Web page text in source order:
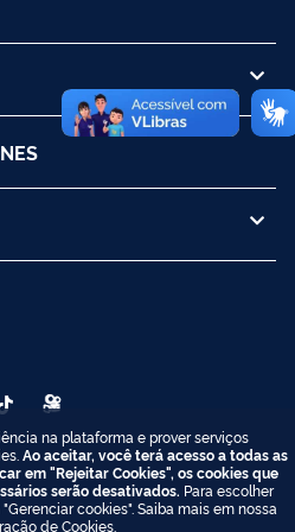
na plataforma e prover serviços
Ao aceitar, você terá acesso a todas as
em "Rejeitar Cookies", os cookies que
serão desativados. Para escolher
cookies". Saiba mais em nossa
de Cookies.